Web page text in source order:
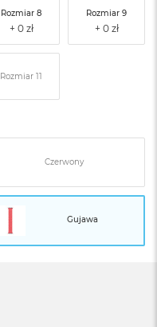
Rozmiar 8 Rozmiar 9
Rozmiar 11
Czerwony
Gujawa